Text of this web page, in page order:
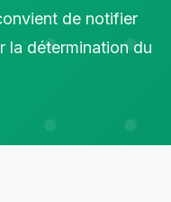
de notifier
la détermination du